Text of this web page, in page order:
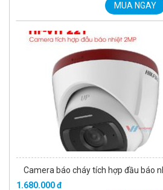
MUA NGAY
Camera báo cháy tích hợp đầu báo
1.680.000 đ